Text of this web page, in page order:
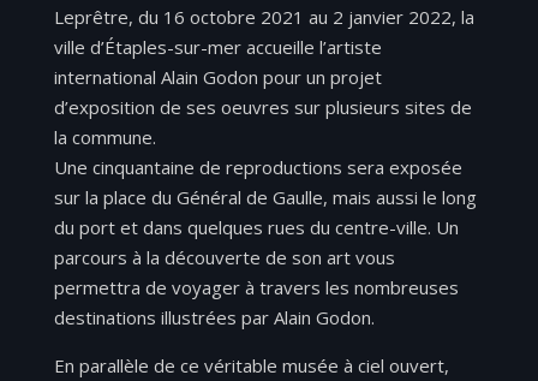
Leprêtre, du 16 octobre 2021 au 2 janvier 2022, la
ville d’Étaples-sur-mer accueille l’artiste
international Alain Godon pour un projet
d’exposition de ses oeuvres sur plusieurs sites de
la commune.
Une cinquantaine de reproductions sera exposée
sur la place du Général de Gaulle, mais aussi le long
du port et dans quelques rues du centre-ville. Un
parcours à la découverte de son art vous
permettra de voyager à travers les nombreuses
destinations illustrées par Alain Godon.
En parallèle de ce véritable musée à ciel ouvert,